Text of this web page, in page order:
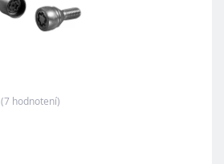
(7 hodnotení)